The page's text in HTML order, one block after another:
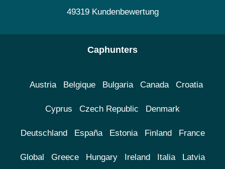
49319 Kundenbewertung
Caphunters
Austria Belgique Bulgaria Canada Croatia
Cyprus Czech Republic Denmark
Deutschland España Estonia Finland France
Global Greece Hungary Ireland Italia Latvia